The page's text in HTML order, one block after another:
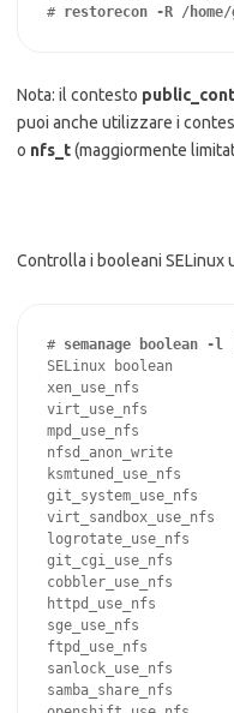
# restorecon -R /home/
Nota: il contesto
puoi anche utilizzare i
o nfs_t(maggiormente
Controlla i booleani SELinux
# semanage boolean
SELinux boolean
xen_use_nfs
virt_use_nfs
mpd_use_nfs
nfsd_anon_write
ksmtuned_use_nfs
logrotate_use_nfs
git_cgi_use_nfs
cobbler_use_nfs
httpd_use_nfs
sge_use_nfs
ftpd_use_nfs
sanlock_use_nfs
samba_share_nfs